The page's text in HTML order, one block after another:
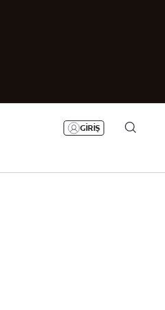
GİRİŞ